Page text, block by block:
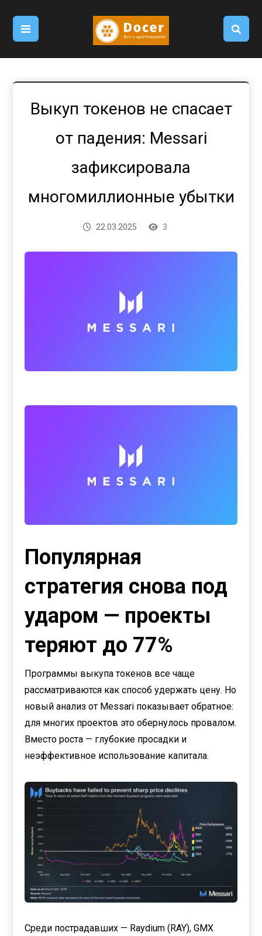
Выкуп токенов не спасает
от падения: Messari
зафиксировала
многомиллионные убытки
22.03.2025 3
Популярная
стратегия снова под
ударом — проекты
теряют до 77%
Программы выкупа токенов все чаще
рассматриваются как способ удержать цену. Но
новый анализ от Messari показывает обратное:
для многих проектов это обернулось провалом.
Вместо роста — глубокие просадки и
неэффективное использование капитала.
Среди пострадавших — Raydium (RAY), GMX